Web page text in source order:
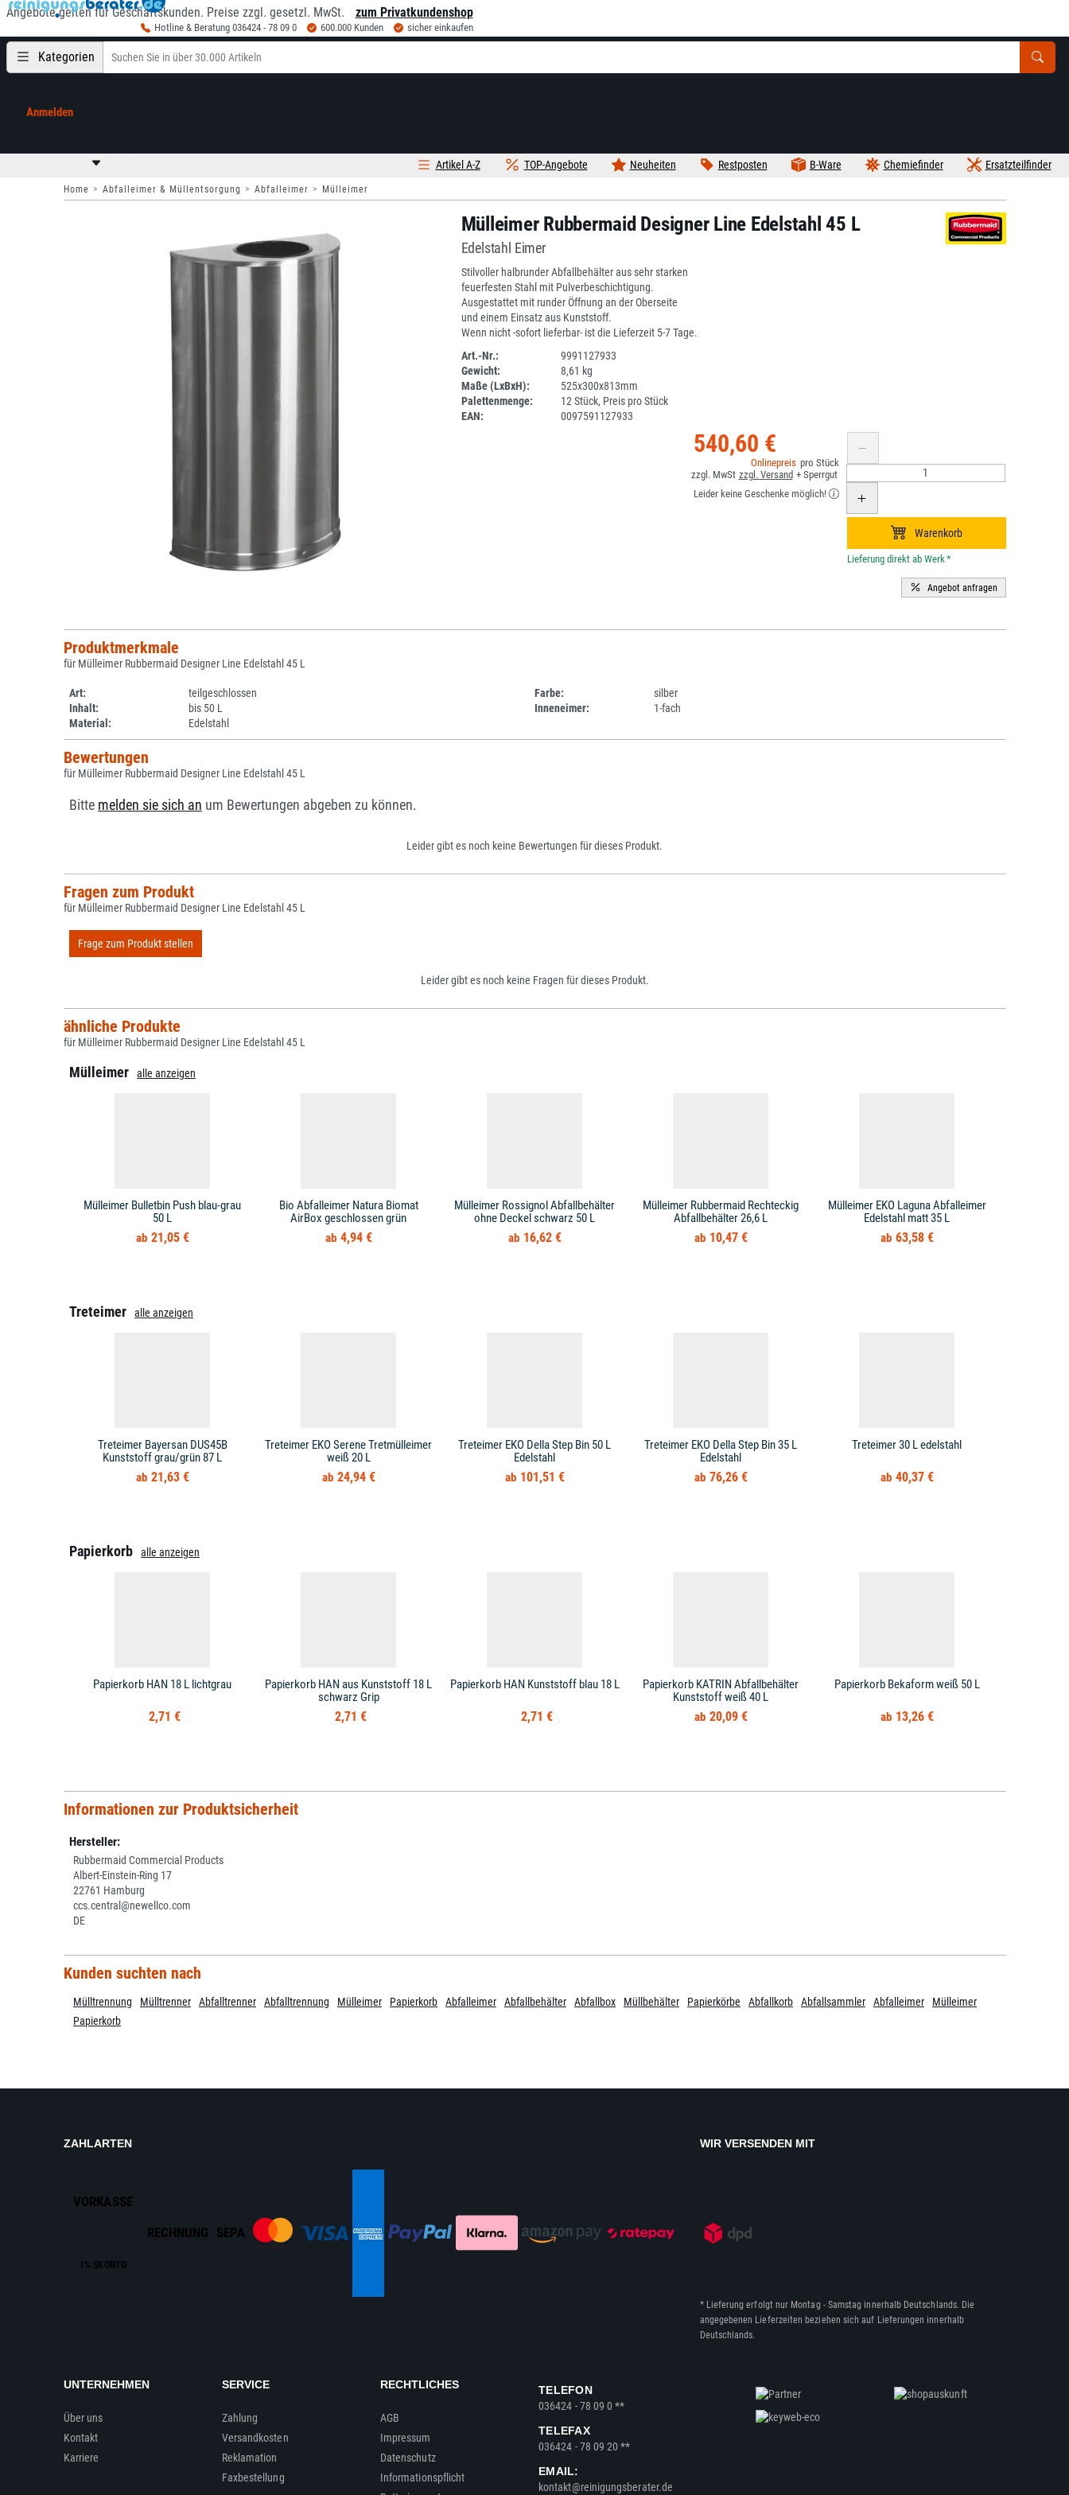
Angebote gelten für Geschäftskunden. Preise zzgl. gesetzl. MwSt. zum Privatkundenshop
Hotline & Beratung 036424 - 78 09 0 600.000 Kunden sicher einkaufen
Kategorien
Anmelden
Ersatzteilfinder
Chemiefinder
B-Ware
Restposten
Neuheiten
TOP-Angebote
Artikel A-Z
Home Abfalleimer & Müllentsorgung Abfalleimer Mülleimer
Mülleimer Rubbermaid Designer Line Edelstahl 45 L
Edelstahl Eimer
Stilvoller halbrunder Abfallbehälter aus sehr starken
feuerfesten Stahl mit Pulverbeschichtigung.
Ausgestattet mit runder Öffnung an der Oberseite
und einem Einsatz aus Kunststoff.
Wenn nicht -sofort lieferbar- ist die Lieferzeit 5-7 Tage.
Art.-Nr.:
9991127933
Gewicht:
8,61 kg
Maße (LxBxH):
525x300x813mm
Palettenmenge:
12 Stück, Preis pro Stück
EAN:
0097591127933
540,60 €
Leider keine Geschenke möglich!
*
Produktmerkmale
für Mülleimer Rubbermaid Designer Line Edelstahl 45 L
Art: teilgeschlossen Farbe:
silber
Inhalt:
bis 50 L Inneneimer:
1-fach
Material:
Edelstahl
Bewertungen
für Mülleimer Rubbermaid Designer Line Edelstahl 45 L
Bitte melden sie sich an um Bewertungen abgeben zu können.
Leider gibt es noch keine Bewertungen für dieses Produkt.
Fragen zum Produkt
für Mülleimer Rubbermaid Designer Line Edelstahl 45 L
Frage zum Produkt stellen
Leider gibt es noch keine Fragen für dieses Produkt.
ähnliche Produkte
für Mülleimer Rubbermaid Designer Line Edelstahl 45 L
Mülleimer alle anzeigen
Mülleimer Bulletbin Push blau-grau
50 L
21,05 €
Bio Abfalleimer Natura Biomat
AirBox geschlossen grün
4,94 €
Mülleimer Rossignol Abfallbehälter
ohne Deckel schwarz 50 L
16,62 €
Mülleimer Rubbermaid Rechteckig
Abfallbehälter 26,6 L
10,47 €
Mülleimer EKO Laguna Abfalleimer
Edelstahl matt 35 L
63,58 €
Treteimer alle anzeigen
Treteimer Bayersan DUS45B
Kunststoff grau/grün 87 L
21,63 €
Treteimer EKO Serene Tretmülleimer
weiß 20 L
24,94 €
Treteimer EKO Della Step Bin 50 L
Edelstahl
101,51 €
Treteimer EKO Della Step Bin 35 L
Edelstahl
76,26 €
Treteimer 30 L edelstahl
40,37 €
Papierkorb alle anzeigen
Papierkorb HAN 18 L lichtgrau
2,71 €
Papierkorb HAN aus Kunststoff 18 L
schwarz Grip
2,71 €
Papierkorb HAN Kunststoff blau 18 L
2,71 €
Papierkorb KATRIN Abfallbehälter
Kunststoff weiß 40 L
20,09 €
Papierkorb Bekaform weiß 50 L
13,26 €
Informationen zur Produktsicherheit
Hersteller:
Rubbermaid Commercial Products
Albert-Einstein-Ring 17
22761 Hamburg
ccs.central@newellco.com
DE
Kunden suchten nach
Mülltrennung Mülltrenner Abfalltrenner Abfalltrennung Mülleimer Papierkorb Abfalleimer Abfallbehälter Abfallbox Müllbehälter Papierkörbe Abfallkorb Abfallsammler Abfalleimer
Mülleimer
Papierkorb
ZAHLARTEN
VORKASSE
1% SKONTO
RECHNUNG SEPA
WIR VERSENDEN MIT
* Lieferung erfolgt nur Montag - Samstag innerhalb Deutschlands. Die
angegebenen Lieferzeiten beziehen sich auf Lieferungen innerhalb
Deutschlands.
UNTERNEHMEN
Über uns
Kontakt
Karriere
SERVICE
Zahlung
Versandkosten
Reklamation
Faxbestellung
RECHTLICHES
AGB
Impressum
Datenschutz
Informationspflicht
TELEFON
036424 - 78 09 0 **
TELEFAX
036424 - 78 09 20 **
EMAIL:
kontakt@reinigungsberater.de